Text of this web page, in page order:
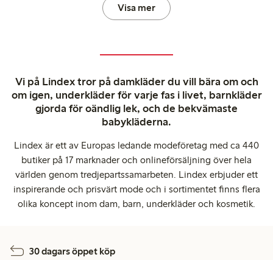
Visa mer
Vi på Lindex tror på damkläder du vill bära om och
om igen, underkläder för varje fas i livet, barnkläder
gjorda för oändlig lek, och de bekvämaste
babykläderna.
Lindex är ett av Europas ledande modeföretag med ca 440
butiker på 17 marknader och onlineförsäljning över hela
världen genom tredjepartssamarbeten. Lindex erbjuder ett
inspirerande och prisvärt mode och i sortimentet finns flera
olika koncept inom dam, barn, underkläder och kosmetik.
30 dagars öppet köp